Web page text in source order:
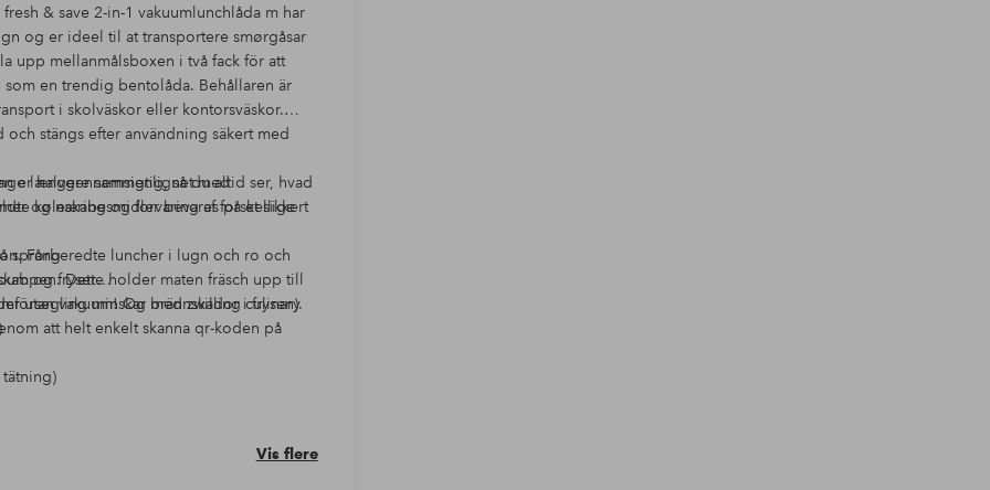
& save 2-in-1 vakuumlunchlåda m har
og er ideel til at transportere smørgåsar
upp mellanmålsboxen i två fack för att
en trendig bentolåda. Behållaren är
i skolväskor eller kontorsväskor.
stängs efter användning säkert med
er halvgennemsigtig, så du altid ser, hvad
køleskabe og forvaring af forskellige
Forberedte luncher i lugn och ro och
Dette holder maten fräsch upp till
utan vakuum! Og med zwilling culinary
att helt enkelt skanna qr-koden på
længere sammenlignet med
og næringsmidler bevares på et sikkert
språng
og fryser
minskar brännskador i frysen).
culinary world-appen med hjälp av
Vis flere